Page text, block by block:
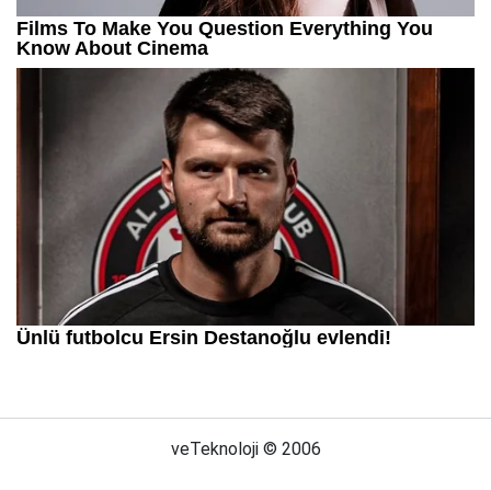
veTeknoloji © 2006